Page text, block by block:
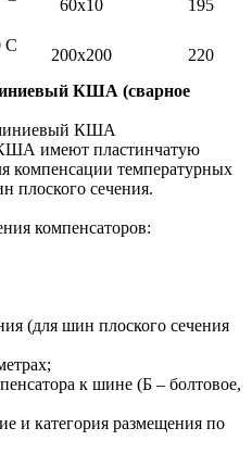
60x10 195
С
200x200
220
КША (сварное
имеют пластинчатую
компенсации температурных
плоского сечения.
компенсаторов:
(для шин плоского сечения
к шине (Б – болтовое,
и категория размещения по